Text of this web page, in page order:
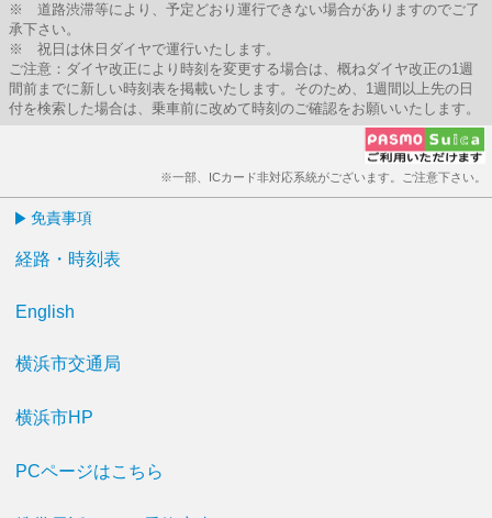
※ 道路渋滞等により、予定どおり運行できない場合がありますのでご了
承下さい。
※ 祝日は休日ダイヤで運行いたします。
ご注意：ダイヤ改正により時刻を変更する場合は、概ねダイヤ改正の1週
間前までに新しい時刻表を掲載いたします。そのため、1週間以上先の日
付を検索した場合は、乗車前に改めて時刻のご確認をお願いいたします。
※一部、ICカード非対応系統がございます。ご注意下さい。
免責事項
経路・時刻表
English
横浜市交通局
横浜市HP
PCページはこちら